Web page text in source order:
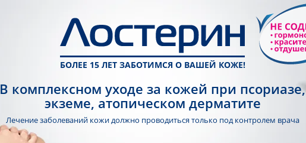
БОЛЕЕ 15 ЛЕТ ЗАБОТИМСЯ О ВАШЕЙ КОЖЕ!
В комплексном уходе за кожей при псориазе,
экземе, атопическом дерматите
Лечение заболеваний кожи должно проводитьсятолько под контролем врача